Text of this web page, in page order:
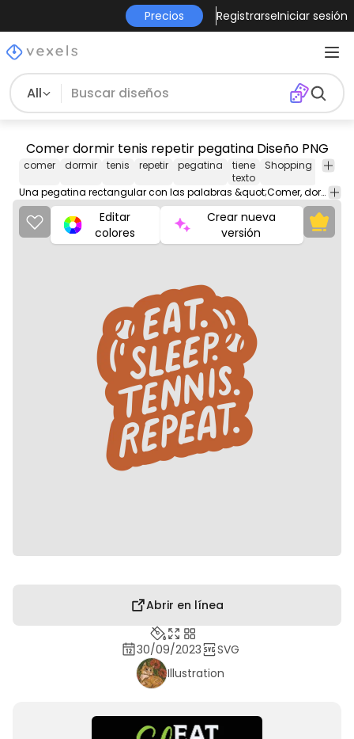
Precios RegistrarseIniciar sesión
All
Comer dormir tenis repetir pegatina Diseño PNG
comer dormir tenis repetir pegatina
tiene
texto
Shopping
Una pegatina rectangular con las palabras &quot;Comer, dormir, jugar tenis, repetir&quot; escritas en letras blancas en negrita sobre un fondo negro.
Editar
colores
Crear nueva
versión
Abrir en línea
30/09/2023
SVG
Illustration